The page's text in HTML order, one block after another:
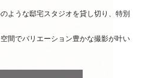
ような邸宅スタジオを貸し切り、特別
間でバリエーション豊かな撮影が叶い